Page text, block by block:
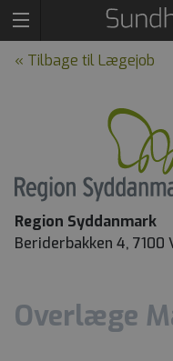
« Tilbage til Lægejob
Region Syddanmark
Beriderbakken 4, 7100
Overlæge